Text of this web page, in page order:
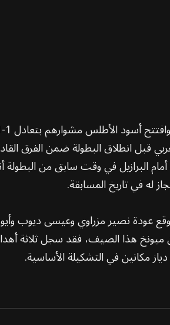
إلى دور الـ32 بسهولة، وقد وُضع المنتخب المغربي قبل انطلاق البطولة ضمن
إقصاء هولندا، وأظهر أداؤه أمام البرازيل في وقت سابق من
عودة نصير مزراوي وعيسى ديوب
الذي يُتوقع انتقاله إلى بايرن ميونخ هذا الصيف، فقد سجل